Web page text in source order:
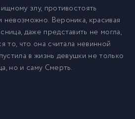
злу, противостоять
невозможно. Вероника, красивая
даже представить не могла,
то, что она считала невинной
в жизнь девушки не только
но и саму Смерть.